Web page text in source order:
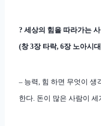
? 세상의 힘을 따라가는
(창 3장 타락, 6장 노아시
– 능력, 힘 하면 무엇이 생
한다. 돈이 많은 사람이 세